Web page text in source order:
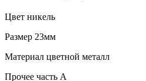
Цвет никель
Размер 23мм
Материал цветной металл
Прочее часть A